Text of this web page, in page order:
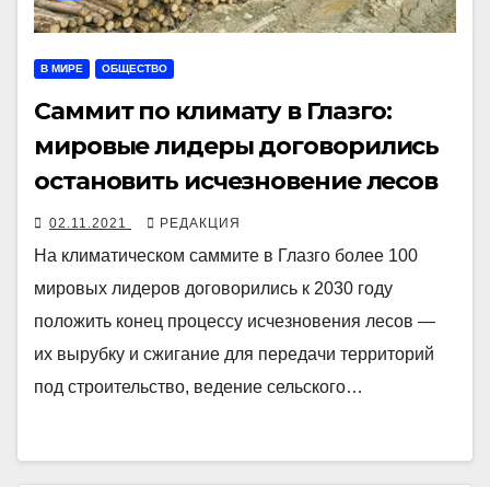
В МИРЕ ОБЩЕСТВО
Саммит по климату в Глазго:
мировые лидеры договорились
остановить исчезновение лесов
02.11.2021 РЕДАКЦИЯ
На климатическом саммите в Глазго более 100
мировых лидеров договорились к 2030 году
положить конец процессу исчезновения лесов —
их вырубку и сжигание для передачи территорий
под строительство, ведение сельского…